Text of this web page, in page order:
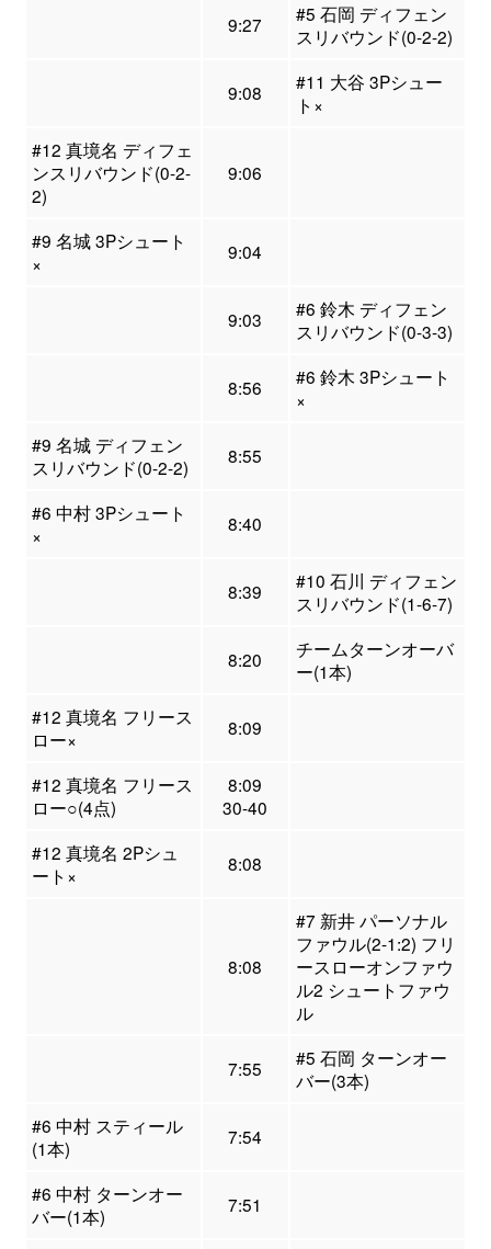
9:27
#5 石岡 ディフェン
スリバウンド(0-2-2)
9:08
#11 大谷 3Pシュー
ト×
#12 真境名 ディフェ
ンスリバウンド(0-2-
2)
9:06
#9 名城 3Pシュート
×
9:04
9:03
#6 鈴木 ディフェン
スリバウンド(0-3-3)
8:56
#6 鈴木 3Pシュート
×
#9 名城 ディフェン
スリバウンド(0-2-2)
8:55
#6 中村 3Pシュート
×
8:40
8:39
#10 石川 ディフェン
スリバウンド(1-6-7)
8:20
チームターンオーバ
ー(1本)
#12 真境名 フリース
ロー×
8:09
#12 真境名 フリース
ロー○(4点)
8:09
30-40
#12 真境名 2Pシュ
ート×
8:08
8:08
#7 新井 パーソナル
ファウル(2-1:2) フリ
ースローオンファウ
ル2 シュートファウ
ル
7:55
#5 石岡 ターンオー
バー(3本)
#6 中村 スティール
(1本)
7:54
#6 中村 ターンオー
バー(1本)
7:51